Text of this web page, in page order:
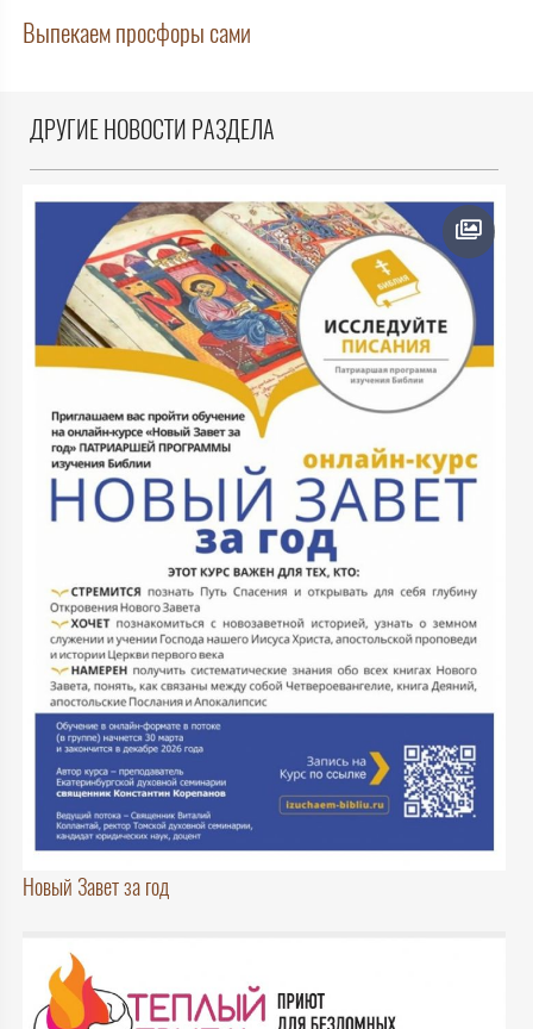
Выпекаем просфоры сами
ДРУГИЕ НОВОСТИ РАЗДЕЛА
Новый Завет за год